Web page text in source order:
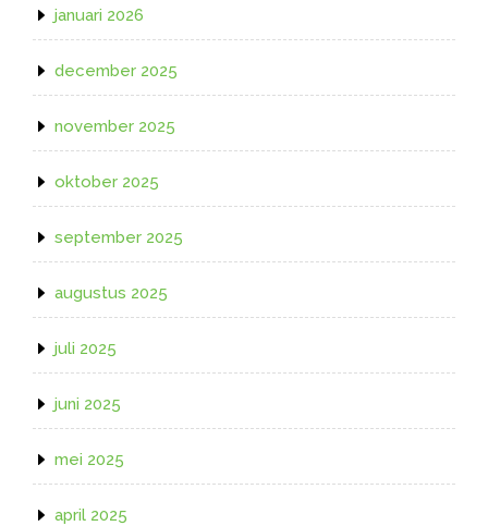
januari 2026
december 2025
november 2025
oktober 2025
september 2025
augustus 2025
juli 2025
juni 2025
mei 2025
april 2025